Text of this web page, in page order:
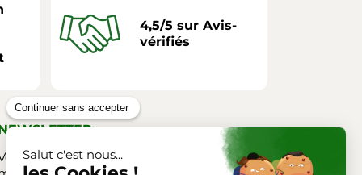
4,5/5 sur Avis-
vérifiés
pouvez vous désinscrire à tout